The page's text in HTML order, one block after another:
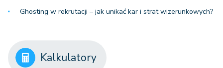
Ghosting w rekrutacji – jak unikać kar i strat wizerunkowych?
Kalkulatory